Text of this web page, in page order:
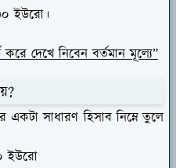
ইউরো।
দেখে নিবেন বর্তমান মূল্যে”
সাধারণ হিসাব নিম্নে তুলে
ইউরো